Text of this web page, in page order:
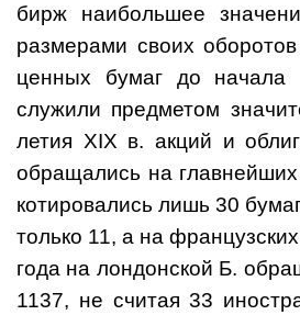
бирж наибольшее
размерами своих
ценных бумаг до начала
служили предметом
летия XIX в. акций и
обращались на
котировались лишь 30
только 11, а на
года на лондонской Б.
1137, не считая 33